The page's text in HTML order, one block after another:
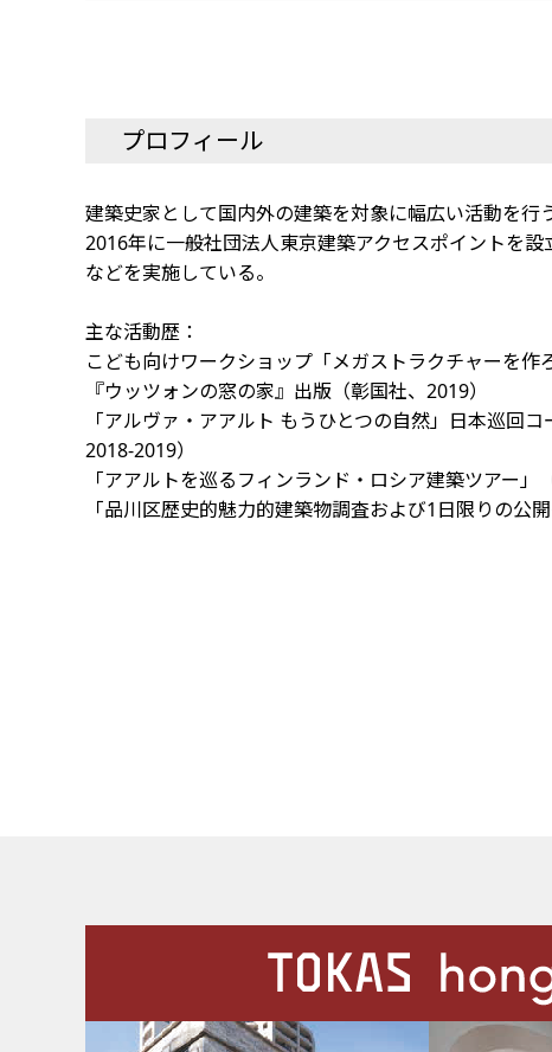
プロフィール
建築史家として国内外の建築を対象に幅広い活動を行う
2016年に一般社団法人東京建築アクセスポイントを
などを実施している。
主な活動歴：
こども向けワークショップ「メガストラクチャーを作
『ウッツォンの窓の家』出版（彰国社、2019）
「アルヴァ・アアルト もうひとつの自然」日本巡回
2018-2019）
「アアルトを巡るフィンランド・ロシア建築ツアー」
「品川区歴史的魅力的建築物調査および1日限りの公